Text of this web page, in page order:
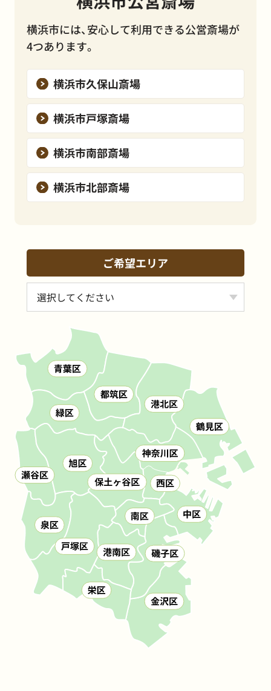
横浜市には、安心して利用できる公営斎場が
4つあります。
横浜市久保山斎場
横浜市戸塚斎場
横浜市南部斎場
横浜市北部斎場
ご希望エリア